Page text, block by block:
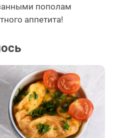
пополам
аппетита!